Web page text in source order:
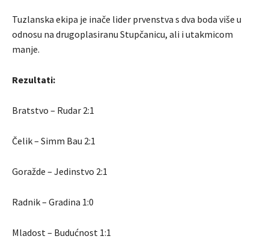
Tuzlanska ekipa je inače lider prvenstva s dva boda više u
odnosu na drugoplasiranu Stupčanicu, ali i utakmicom
manje.
Rezultati:
Bratstvo – Rudar 2:1
Čelik – Simm Bau 2:1
Goražde – Jedinstvo 2:1
Radnik – Gradina 1:0
Mladost – Budućnost 1:1